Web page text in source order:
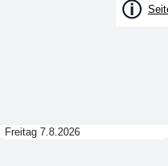
Freitag 7.8.2026